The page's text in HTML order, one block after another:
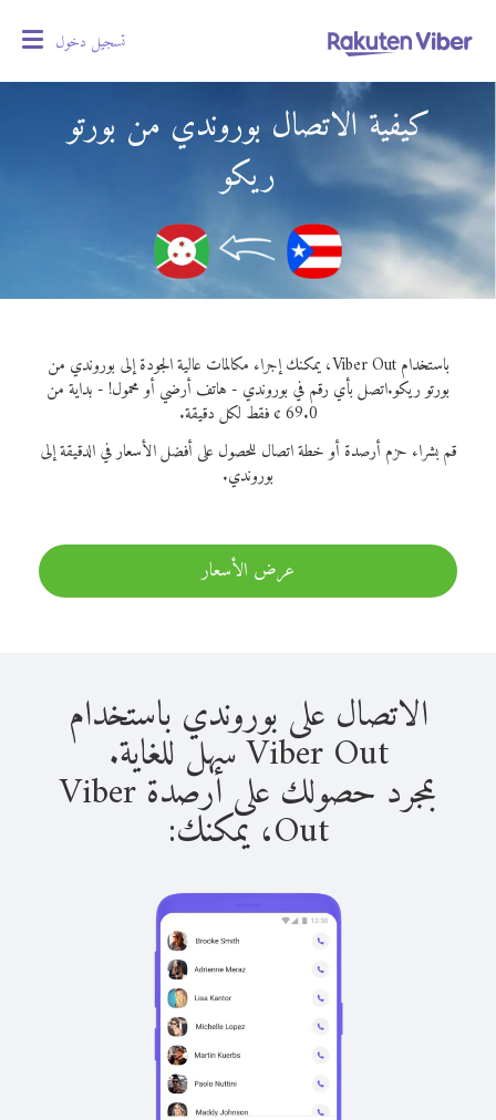
تسجيل دخول
كيفية الاتصال بوروندي من بورتو
ريكو
باستخدام Viber Out، يمكنك إجراء مكالمات عالية الجودة إلى بوروندي من
بورتو ريكو.اتصل بأي رقم في بوروندي - هاتف أرضي أو محمول! - بداية من
69.0 ¢ فقط لكل دقيقة.
قم بشراء حزم أرصدة أو خطة اتصال للحصول على أفضل الأسعار في الدقيقة إلى
بوروندي.
عرض الأسعار
الاتصال على بوروندي باستخدام
Viber Out سهل للغاية.
بمجرد حصولك على أرصدة Viber
Out، يمكنك: